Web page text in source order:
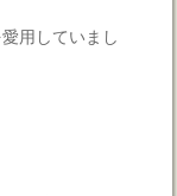
用していまし